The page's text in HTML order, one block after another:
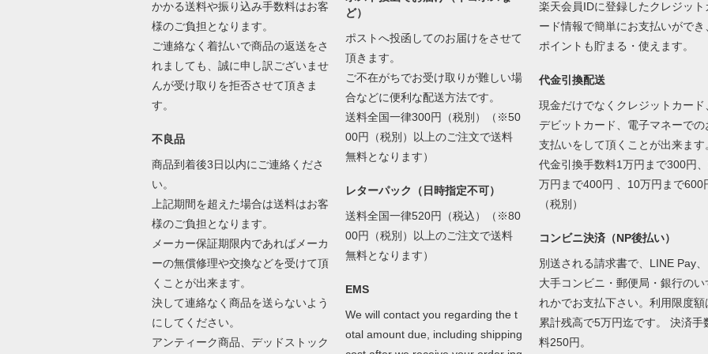
かかる送料や振り込み手数料はお客
様のご負担となります。
ご連絡なく着払いで商品の返送をさ
れましても、誠に申し訳ございませ
んが受け取りを拒否させて頂きま
す。
不良品
商品到着後3日以内にご連絡くださ
い。
上記期間を超えた場合は送料はお客
様のご負担となります。
メーカー保証期限内であればメーカ
ーの無償修理や交換などを受けて頂
くことが出来ます。
決して連絡なく商品を送らないよう
にしてください。
アンティーク商品、デッドストック
ど）
ポストへ投函してのお届けをさせて
頂きます。
ご不在がちでお受け取りが難しい場
合などに便利な配送方法です。
送料全国一律300円（税別）（※50
00円（税別）以上のご注文で送料
無料となります）
レターパック（日時指定不可）
送料全国一律520円（税込）（※80
00円（税別）以上のご注文で送料
無料となります）
EMS
We will contact you regarding the t
otal amount due, including shipping
楽天会員IDに登録したクレジット
ード情報で簡単にお支払いができ
ポイントも貯まる・使えます。
代金引換配送
現金だけでなくクレジットカード
デビットカード、電子マネーでの
支払いをして頂くことが出来ます
代金引換手数料1万円まで300円
万円まで400円 、10万円まで600
（税別）
コンビニ決済（NP後払い）
別送される請求書で、LINE Pay、
大手コンビニ・郵便局・銀行のい
れかでお支払下さい。利用限度額
累計残高で5万円迄です。 決済手
料250円。